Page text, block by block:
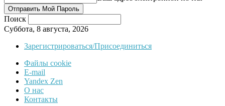
Поиск
Суббота, 8 августа, 2026
Зарегистрироваться/Присоединиться
Файлы cookie
E-mail
Yandex Zen
О нас
Контакты